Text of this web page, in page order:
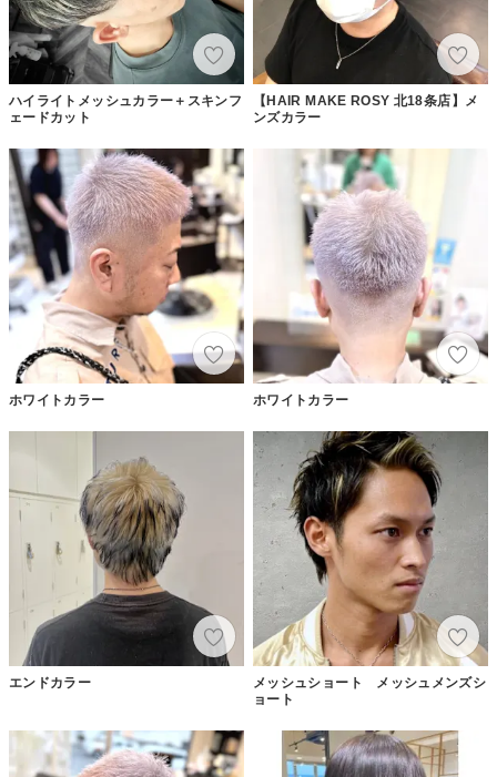
ハイライトメッシュカラー＋スキンフ
ェードカット
【HAIR MAKE ROSY 北18条店】メ
ンズカラー
ホワイトカラー ホワイトカラー
エンドカラー
メッシュショート メッシュメンズシ
ョート